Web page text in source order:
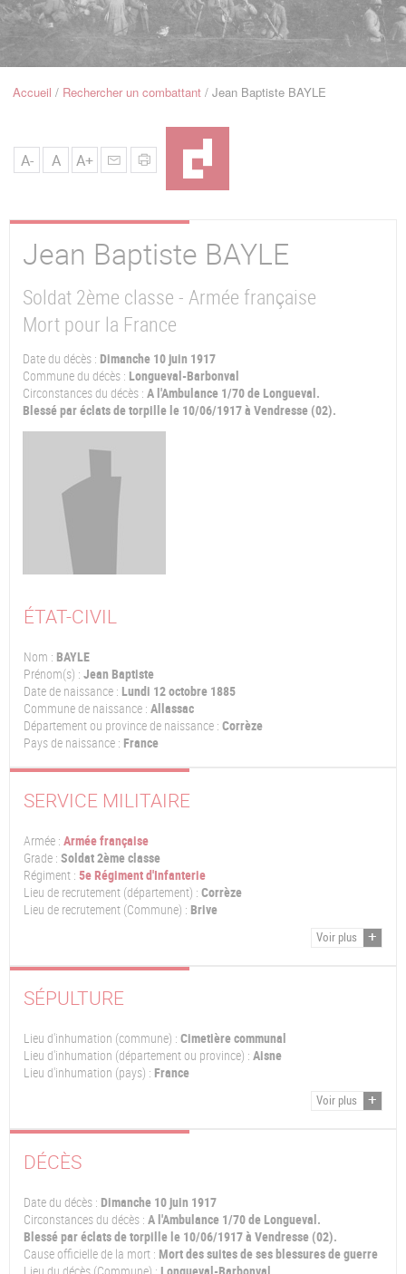
Navigation
FilAccueil Rechercher un combattant Jean Baptiste BAYLE
A- A A+
Jean Baptiste BAYLE
Soldat 2ème classe - Armée française
Mort pour la France
Date du décès : Dimanche 10 juin 1917
Commune du décès : Longueval-Barbonval
Circonstances du décès : A l'Ambulance 1/70 de Longueval.
Blessé par éclats de torpille le 10/06/1917 à Vendresse (02).
ÉTAT-CIVIL
Nom : BAYLE
Prénom(s) : Jean Baptiste
Date de naissance : Lundi 12 octobre 1885
Commune de naissance : Allassac
Département ou province de naissance : Corrèze
Pays de naissance : France
SERVICE MILITAIRE
Armée : Armée française
Grade : Soldat 2ème classe
Régiment : 5e Régiment d'Infanterie
Lieu de recrutement (département) : Corrèze
Lieu de recrutement (Commune) : Brive
Voir plus
SÉPULTURE
Lieu d'inhumation (commune) : Cimetière communal
Lieu d'inhumation (département ou province) : Aisne
Lieu d'inhumation (pays) : France
Voir plus
DÉCÈS
Date du décès : Dimanche 10 juin 1917
Circonstances du décès : A l'Ambulance 1/70 de Longueval.
Blessé par éclats de torpille le 10/06/1917 à Vendresse (02).
Cause officielle de la mort : Mort des suites de ses blessures de guerre